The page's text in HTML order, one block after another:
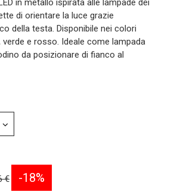
in metallo ispirata alle lampade dei
di orientare la luce grazie
della testa. Disponibile nei colori
e rosso. Ideale come lampada
da posizionare di fianco al
€ -18%